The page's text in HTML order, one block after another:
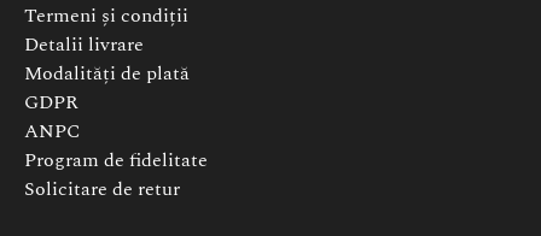
Termeni și condiții
Detalii livrare
Modalități de plată
GDPR
ANPC
Program de fidelitate
Solicitare de retur